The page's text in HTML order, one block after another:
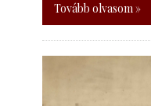
Tovább olvasom »